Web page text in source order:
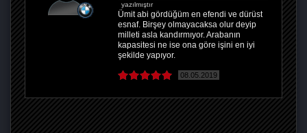
yazılmıştır
Ümit abi gördüğüm en efendi ve dürüst
esnaf. Birşey olmayacaksa olur deyip
milleti asla kandırmıyor. Arabanın
kapasitesi ne ise ona göre işini en iyi
şekilde yapıyor.
08.05.2019